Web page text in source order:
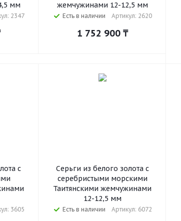
мм
2347
жемчужинами 12-12,5 мм
Есть в наличии Артикул: 2620
1 752 900₸
с
3605
Серьги из белого золота с
серебристыми морскими
Таитянскими жемчужинами
12-12,5 мм
Есть в наличии Артикул: 6072